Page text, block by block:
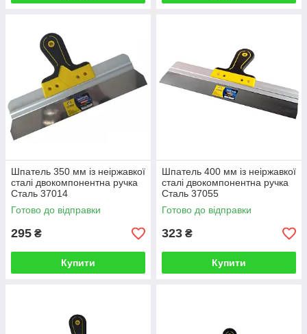
Шпатель 350 мм із неіржавкої
сталі двокомпонентна ручка
Сталь 37014
Готово до відправки
295 ₴
Купити
Шпатель 400 мм із неіржавкої
сталі двокомпонентна ручка
Сталь 37055
Готово до відправки
323 ₴
Купити